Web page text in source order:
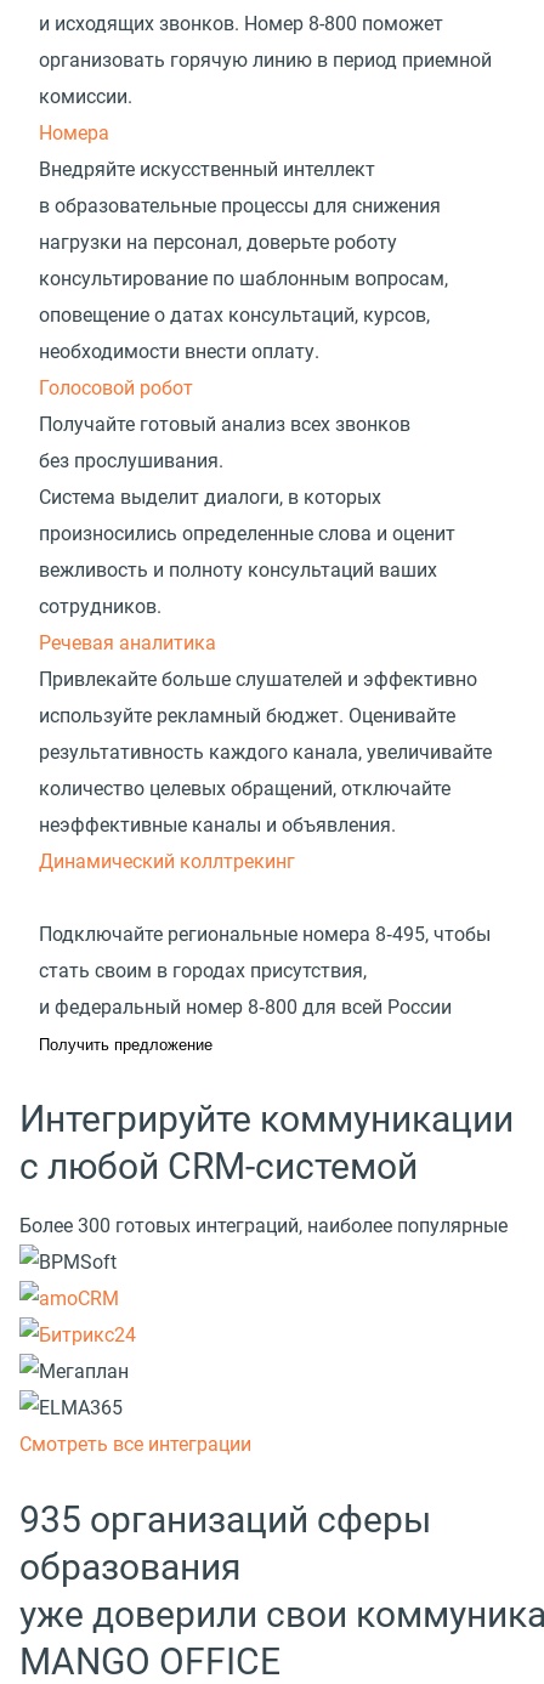
и исходящих звонков. Номер 8-800 поможет
организовать горячую линию в период приемной
комиссии.
Номера
Внедряйте искусственный интеллект
в образовательные процессы для снижения
нагрузки на персонал, доверьте роботу
консультирование по шаблонным вопросам,
оповещение о датах консультаций, курсов,
необходимости внести оплату.
Голосовой робот
Получайте готовый анализ всех звонков
без прослушивания.
Система выделит диалоги, в которых
произносились определенные слова и оценит
вежливость и полноту консультаций ваших
сотрудников.
Речевая аналитика
Привлекайте больше слушателей и эффективно
используйте рекламный бюджет. Оценивайте
результативность каждого канала, увеличивайте
количество целевых обращений, отключайте
неэффективные каналы и объявления.
Динамический коллтрекинг
Подключайте региональные номера 8‑495, чтобы
стать своим в городах присутствия,
и федеральный номер 8‑800 для всей России
Получить предложение
Интегрируйте коммуникации
с любой CRM-системой
Более 300 готовых интеграций, наиболее популярные
Смотреть все интеграции
935 организаций сферы
образования
уже доверили свои
MANGO OFFICE